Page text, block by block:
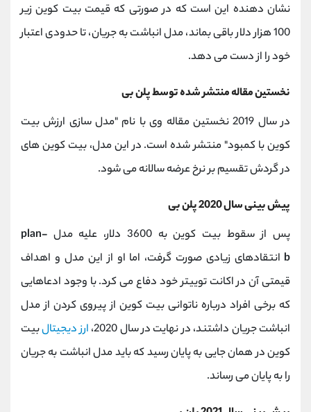
نشان دهنده این است که در صورتی که قیمت بیت کوین زیر
100 هزار دلار باقی بماند، مدل انباشت به جریان، تا حدودی اعتبار
خود را از دست می دهد.
نخستین مقاله منتشر شده توسط پلن بی
در سال 2019 نخستین مقاله وی با نام "مدل سازی ارزش بیت
کوین با کمبود" منتشر شده است. در این مدل، بیت کوین های
در گردش تقسیم بر نرخ عرضه سالانه می شود.
پیش بینی سال 2020 پلن بی
پس از سقوط بیت کوین به 3600 دلار، علیه مدل
plan-
b انتقادهای زیادی صورت گرفت، اما او از این مدل و اهداف
قیمتی آن در اکانت توییتر خود دفاع می کرد. با وجود ادعاهایی
که برخی افراد درباره ناتوانی بیت کوین از پیروی کردن از مدل
انباشت جریان داشتند، در نهایت در سال 2020،
ارز دیجیتالبیت
کوین در همان جایی به پایان رسید که باید مدل انباشت به جریان
را به پایان می رساند.